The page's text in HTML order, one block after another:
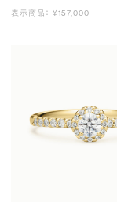
表示商品： ¥157,000